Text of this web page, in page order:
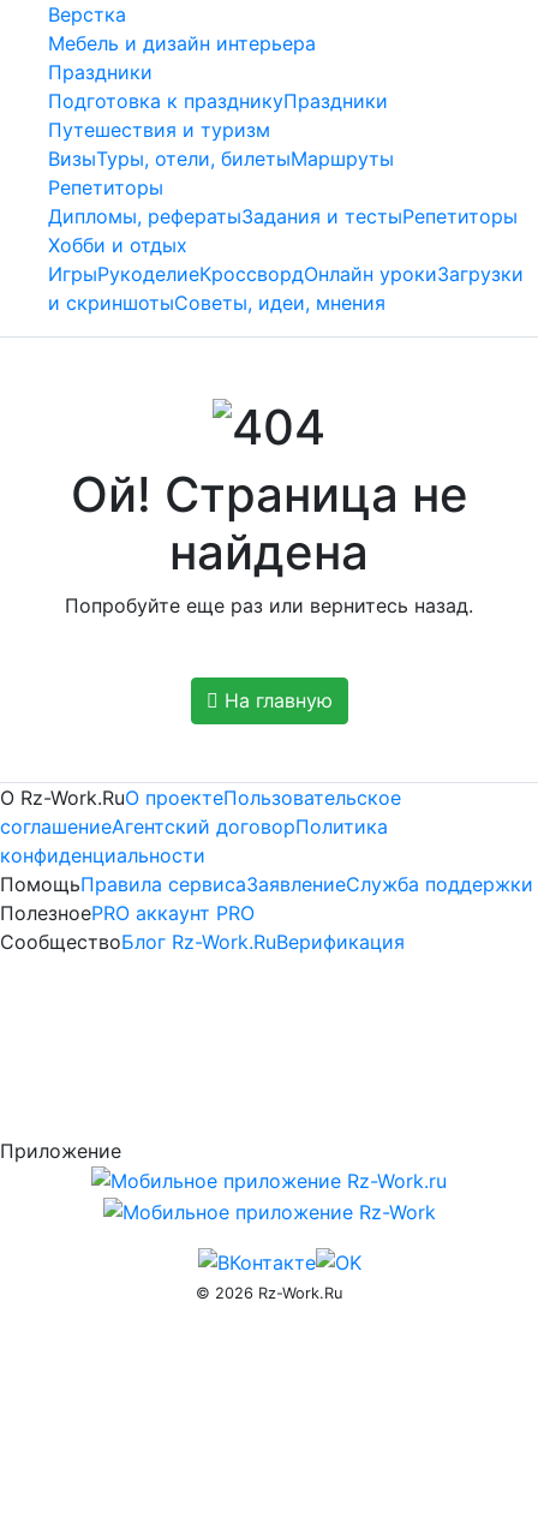
Верстка
Мебель и дизайн интерьера
Праздники
Подготовка к праздникуПраздники
Путешествия и туризм
ВизыТуры, отели, билетыМаршруты
Репетиторы
Дипломы, рефератыЗадания и тестыРепетиторы
Хобби и отдых
ИгрыРукоделиеКроссвордОнлайн урокиЗагрузки
и скриншотыСоветы, идеи, мнения
Ой! Страница не
найдена
Попробуйте еще раз или вернитесь назад.
На главную
Платные
информационные
услуги
—
work.ru
О Rz-Work.RuО проектеПользовательское
соглашениеАгентский договорПолитика
конфиденциальности
ПомощьПравила сервисаЗаявлениеСлужба поддержки
ПолезноеPRO аккаунт PRO
СообществоБлог Rz-Work.RuВерификация
Приложение
© 2026 Rz-Work.Ru